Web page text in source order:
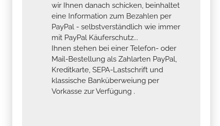
wir Ihnen danach schicken, beinhaltet
eine Information zum Bezahlen per
PayPal - selbstverständlich wie immer
mit PayPal Käuferschutz...
Ihnen stehen bei einer Telefon- oder
Mail-Bestellung als Zahlarten PayPal,
Kreditkarte, SEPA-Lastschrift und
klassische Banküberweiung per
Vorkasse zur Verfügung .